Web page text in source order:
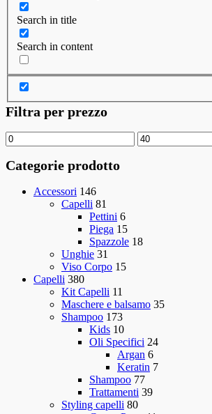
Search in title
Search in content
Filtra per prezzo
Categorie prodotto
Accessori 146
Capelli 81
Pettini 6
Piega 15
Spazzole 18
Unghie 31
Viso Corpo 15
Capelli 380
Kit Capelli 11
Maschere e balsamo 35
Shampoo 173
Kids 10
Oli Specifici 24
Argan 6
Keratin 7
Shampoo 77
Trattamenti 39
Styling capelli 80